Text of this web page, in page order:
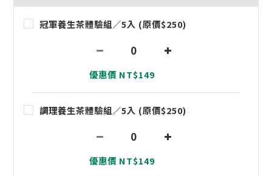
冠軍養生茶體驗組／5入 (原價$250)
優惠價 NT$149
調理養生茶體驗組／5入 (原價$250)
優惠價 NT$149